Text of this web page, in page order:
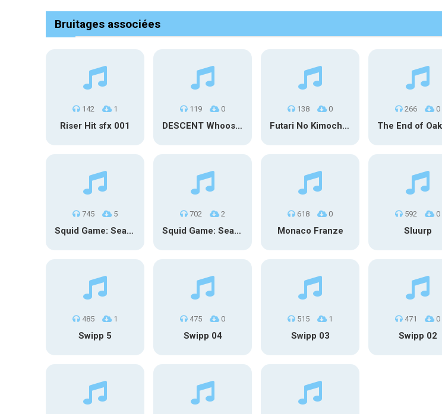
Bruitages associées
142 1
Riser Hit sfx 001
119 0
DESCENT Whoosh – Long
138 0
Futari No Kimochi (OST Inuyasha)
266 0
745 5
Squid Game: Season 3 | Final Games
702 2
Squid Game: Season 3
618 0
Monaco Franze
592 0
Sluurp
485 1
Swipp 5
475 0
Swipp 04
515 1
Swipp 03
471 0
Swipp 02